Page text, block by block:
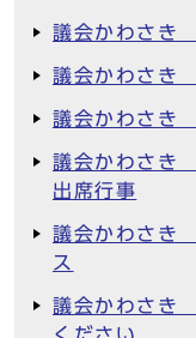
議会かわさき
議会かわさき
議会かわさき
議会かわさき
出席行事
議会かわさき
ス
議会かわさき
ください